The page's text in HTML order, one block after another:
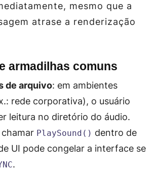
mesmo que a
atrase a renderização
armadilhas comuns
de arquivo: em ambientes
rede corporativa), o usuário
leitura no diretório do áudio.
chamar PlaySound() dentro de
UI pode congelar a interface se
.